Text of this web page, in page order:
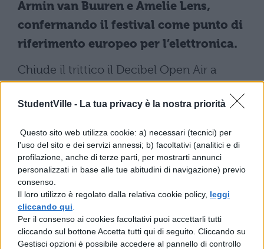
StudentVille - La tua privacy è la nostra priorità
Questo sito web utilizza cookie: a) necessari (tecnici) per
l'uso del sito e dei servizi annessi; b) facoltativi (analitici e di
profilazione, anche di terze parti, per mostrarti annunci
personalizzati in base alle tue abitudini di navigazione) previo
consenso.
Il loro utilizzo è regolato dalla relativa cookie policy, leggi
cliccando qui
Per il consenso ai cookies facoltativi puoi accettarli tutti
cliccando sul bottone Accetta tutti qui di seguito. Cliccando su
Gestisci opzioni è possibile accedere al pannello di controllo
Armin van Buuren e Amelie Lens,
confermando il festival come punto di
riferimento europeo per l’elettronica.
Chiude il trittico il Decibel Open Air a
nel formato a tre giorni al Parco delle
Cascine. Fatboy Slim, Cosmo e
Klangkuenstler guidano un cartellone che
spazia tra hard techno e tech house.
Le rassegne d’autore:
Umbria Jazz, Roma Summer
Fest e Tener-a-mente